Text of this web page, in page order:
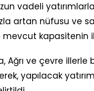
vadeli
artan nüfusu ve
mevcut
Ağrı ve çevre
yapılacak